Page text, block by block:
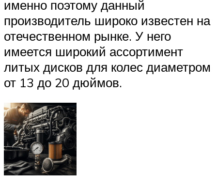
именно поэтому данный
производитель широко известен на
отечественном рынке. У него
имеется широкий ассортимент
литых дисков для колес диаметром
от 13 до 20 дюймов.